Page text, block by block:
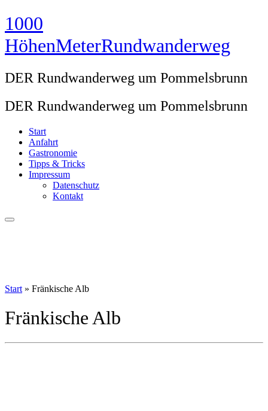
Zum
Inhalt
springen
1000
HöhenMeterRundwanderweg
DER Rundwanderweg um Pommelsbrunn
DER Rundwanderweg um Pommelsbrunn
Start
Anfahrt
Gastronomie
Tipps & Tricks
Impressum
Datenschutz
Kontakt
Start » Fränkische Alb
Fränkische Alb